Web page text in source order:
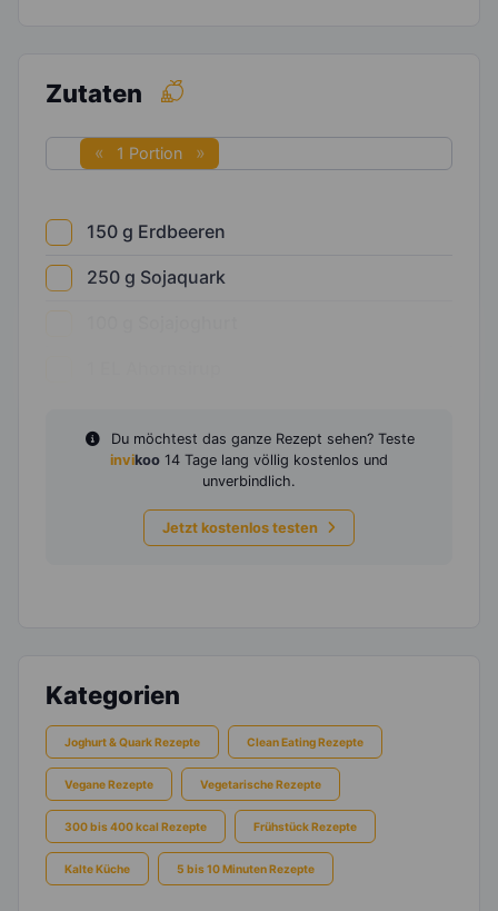
Zutaten
1 Portion
150 g Erdbeeren
250 g Sojaquark
Du möchtest das ganze Rezept sehen? Teste
invikoo 14 Tage lang völlig kostenlos und
unverbindlich.
Jetzt kostenlos testen
Kategorien
Joghurt & Quark Rezepte Clean Eating Rezepte
Vegane Rezepte Vegetarische Rezepte
300 bis 400 kcal Rezepte Frühstück Rezepte
Kalte Küche 5 bis 10 Minuten Rezepte